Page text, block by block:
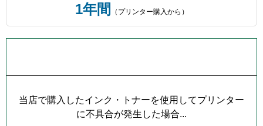
1年間 （プリンター購入から）
当店で購入したインク・トナーを使用してプリンター
に不具合が発生した場合...